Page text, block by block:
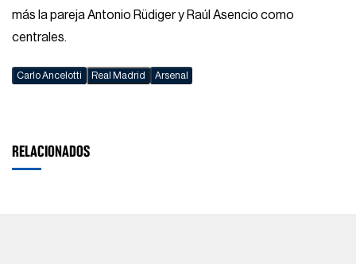
más la pareja Antonio Rüdiger y Raúl Asencio como
centrales.
Carlo Ancelotti Real Madrid Arsenal
RELACIONADOS